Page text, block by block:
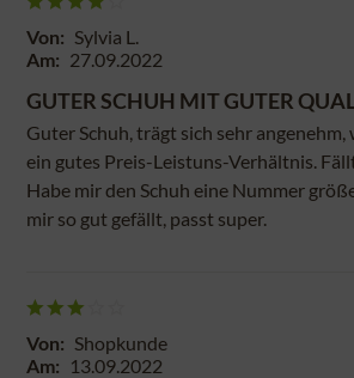
Von: Sylvia L.
Am: 27.09.2022
GUTER SCHUH MIT GUTER
Guter Schuh, trägt sich sehr angenehm,
ein gutes Preis-Leistuns-Verhältnis.
Habe mir den Schuh eine Nummer
mir so gut gefällt, passt super.
Von: Shopkunde
Am: 13.09.2022